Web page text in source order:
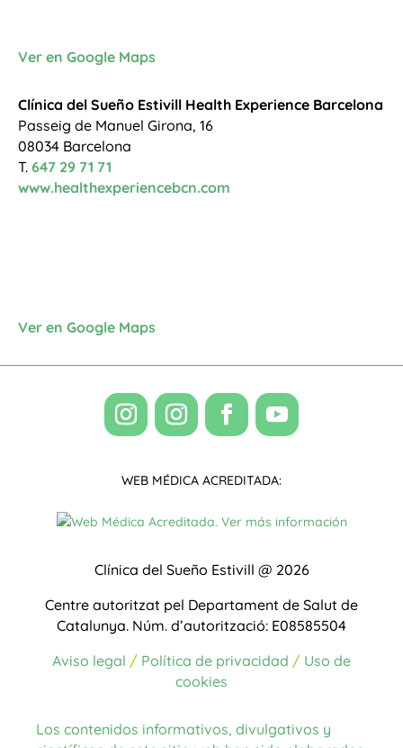
Ver en Google Maps
Clínica del Sueño Estivill Health Experience Barcelona
Passeig de Manuel Girona, 16
08034 Barcelona
T. 647 29 71 71
www.healthexperiencebcn.com
Ver en Google Maps
WEB MÉDICA ACREDITADA:
Clínica del Sueño Estivill @ 2026
Centre autoritzat pel Departament de Salut de
Catalunya. Núm. d’autorització: E08585504
Aviso legal / Política de privacidad / Uso de
cookies
Los contenidos informativos, divulgativos y